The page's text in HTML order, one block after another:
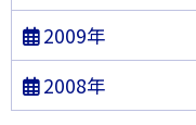
2009年
2008年